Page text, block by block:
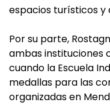
espacios turísticos y
Por su parte,
ambas instituciones
cuando la Escuela
medallas para las
organizadas en